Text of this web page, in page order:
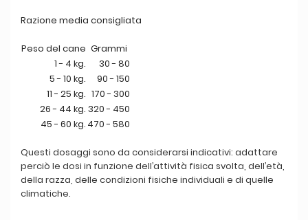
Razione media consigliata
Peso del cane Grammi
1 - 4 kg.
30 - 80
5 - 10 kg.
90 - 150
11 - 25 kg. 170 - 300
26 - 44 kg. 320 - 450
45 - 60 kg. 470 - 580
Questi dosaggi sono da considerarsi indicativi: adattare
perciò le dosi in funzione dell’attività fisica svolta, dell’età,
della razza, delle condizioni fisiche individuali e di quelle
climatiche.